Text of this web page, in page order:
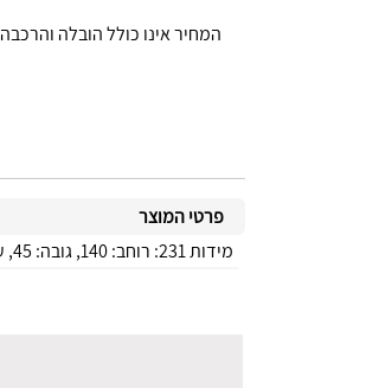
המחיר אינו כולל הובלה והרכבה
פרטי המוצר
מידות 231: רוחב: 140, גובה: 45, עומק: 40